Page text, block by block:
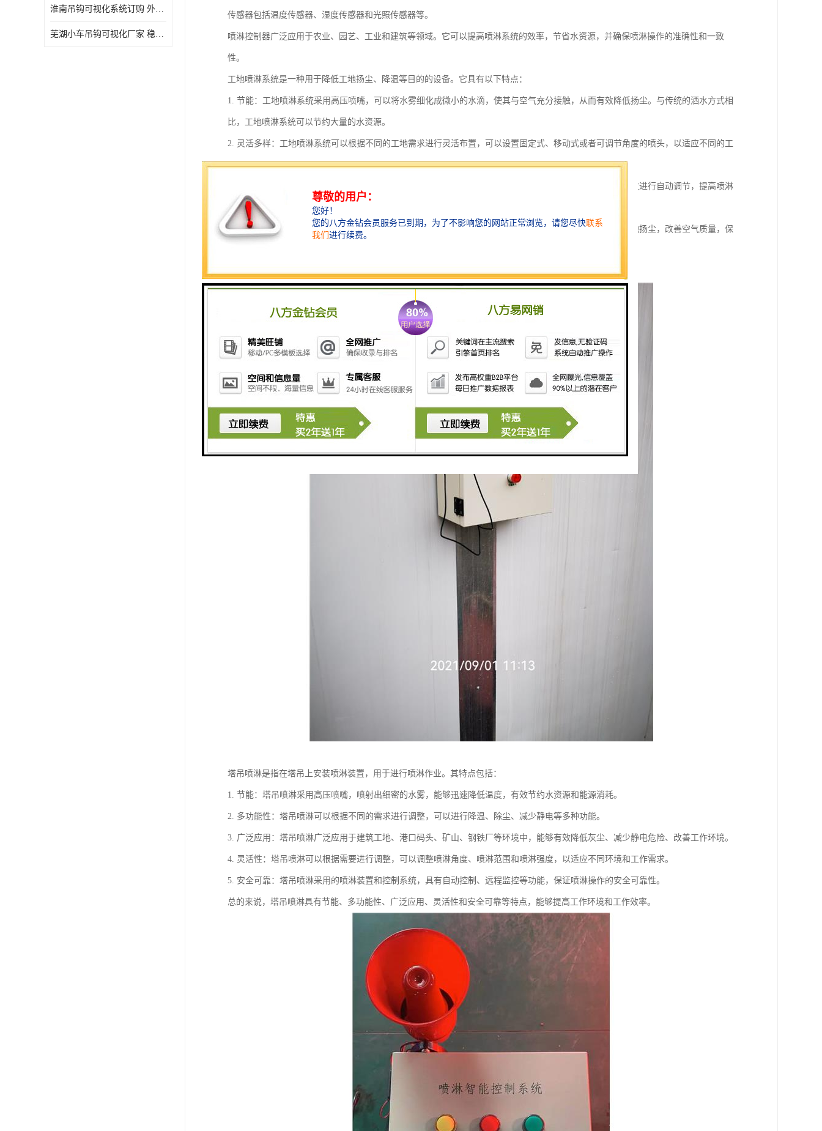
淮南吊钩可视化系统订购 外观简洁大方 体积小 占用空间小
芜湖小车吊钩可视化厂家 稳定性高 可视吊装 降低盲吊风险
传感器包括温度传感器、湿度传感器和光照传感器等。
喷淋控制器广泛应用于农业、园艺、工业和建筑等领域。它可以提高喷淋系统的效率，节省水资源，并确保喷淋操作的准确性和一致
性。
工地喷淋系统是一种用于降低工地扬尘、降温等目的的设备。它具有以下特点：
1. 节能：工地喷淋系统采用高压喷嘴，可以将水雾细化成微小的水滴，使其与空气充分接触，从而有效降低扬尘。与传统的洒水方式相
比，工地喷淋系统可以节约大量的水资源。
2. 灵活多样：工地喷淋系统可以根据不同的工地需求进行灵活布置，可以设置固定式、移动式或者可调节角度的喷头，以适应不同的工
地形状和施工需求。
3. 自动化控制：工地喷淋系统可以通过自动化控制系统进行智能化操作，可以根据环境条件、施工时间等参数进行自动调节，提高喷淋
效果，并减少人工操作的需求。
4. 环保节能：工地喷淋系统使用的是清洁的水资源，产生污染物，对环境友好。同时，喷淋系统可以降低工地扬尘，改善空气质量，保
5. 经济实用：工地喷淋系统的安装和维护成本相对较低，可以长期使用，具有较高的经济性和实用性。
塔吊喷淋是指在塔吊上安装喷淋装置，用于进行喷淋作业。其特点包括：
1. 节能：塔吊喷淋采用高压喷嘴，喷射出细密的水雾，能够迅速降低温度，有效节约水资源和能源消耗。
2. 多功能性：塔吊喷淋可以根据不同的需求进行调整，可以进行降温、除尘、减少静电等多种功能。
3. 广泛应用：塔吊喷淋广泛应用于建筑工地、港口码头、矿山、钢铁厂等环境中，能够有效降低灰尘、减少静电危险、改善工作环境。
4. 灵活性：塔吊喷淋可以根据需要进行调整，可以调整喷淋角度、喷淋范围和喷淋强度，以适应不同环境和工作需求。
5. 安全可靠：塔吊喷淋采用的喷淋装置和控制系统，具有自动控制、远程监控等功能，保证喷淋操作的安全可靠性。
总的来说，塔吊喷淋具有节能、多功能性、广泛应用、灵活性和安全可靠等特点，能够提高工作环境和工作效率。